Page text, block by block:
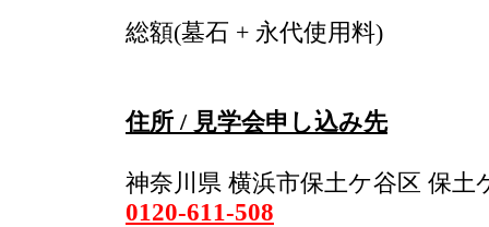
総額(墓石 + 永代使用料)
住所 / 見学会申し込み先
神奈川県 横浜市保土ケ谷区 保土
0120-611-508